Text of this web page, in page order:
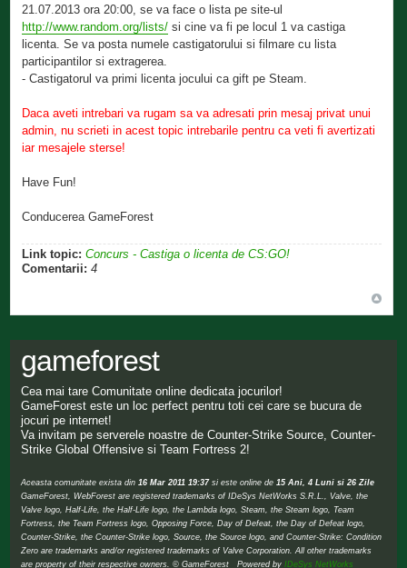
21.07.2013 ora 20:00, se va face o lista pe site-ul
http://www.random.org/lists/ si cine va fi pe locul 1 va castiga
licenta. Se va posta numele castigatorului si filmare cu lista
participantilor si extragerea.
- Castigatorul va primi licenta jocului ca gift pe Steam.
Daca aveti intrebari va rugam sa va adresati prin mesaj privat unui
admin, nu scrieti in acest topic intrebarile pentru ca veti fi avertizati
iar mesajele sterse!
Have Fun!
Conducerea GameForest
Link topic: Concurs - Castiga o licenta de CS:GO!
Comentarii: 4
gameforest
Cea mai tare Comunitate online dedicata jocurilor!
GameForest este un loc perfect pentru toti cei care se bucura de
jocuri pe internet!
Va invitam pe serverele noastre de Counter-Strike Source, Counter-
Strike Global Offensive si Team Fortress 2!
Aceasta comunitate exista din16 Mar 2011 19:37si este online de15 Ani, 4 Luni si 26 Zile
GameForest, WebForest are registered trademarks of IDeSys NetWorks S.R.L., Valve, the
Valve logo, Half-Life, the Half-Life logo, the Lambda logo, Steam, the Steam logo, Team
Fortress, the Team Fortress logo, Opposing Force, Day of Defeat, the Day of Defeat logo,
Counter-Strike, the Counter-Strike logo, Source, the Source logo, and Counter-Strike: Condition
Zero are trademarks and/or registered trademarks of Valve Corporation. All other trademarks
are property of their respective owners. © GameForest Powered byIDeSys NetWorks